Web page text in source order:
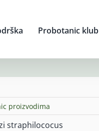
Probotanic klub
proizvodima
straphilococus